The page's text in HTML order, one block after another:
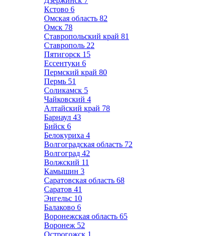
Кстово 6
Омская область 82
Омск 78
Ставропольский край 81
Ставрополь 22
Пятигорск 15
Ессентуки 6
Пермский край 80
Пермь 51
Соликамск 5
Чайковский 4
Алтайский край 78
Барнаул 43
Бийск 6
Белокуриха 4
Волгоградская область 72
Волгоград 42
Волжский 11
Камышин 3
Саратовская область 68
Саратов 41
Энгельс 10
Балаково 6
Воронежская область 65
Воронеж 52
Острогожск 1